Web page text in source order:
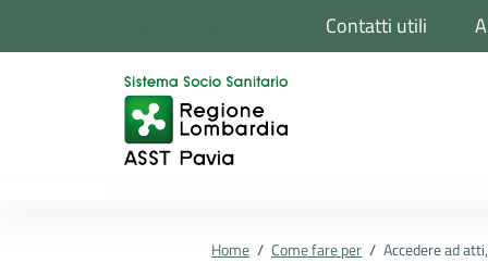
Contatti utili
Home / Come fare per / Accedere ad